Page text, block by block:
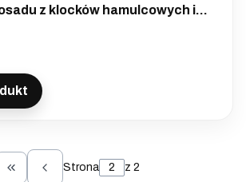
z klocków hamulcowych i
z pociągów, tramwajów,
Wróć do pierwszej strony z produktami
Strona z 2